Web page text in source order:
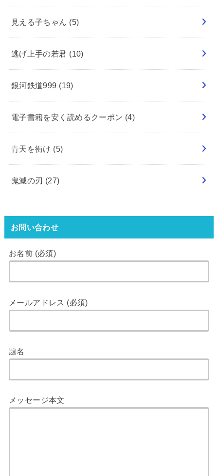
見える子ちゃん (5)
逃げ上手の若君 (10)
銀河鉄道999 (19)
電子書籍を安く読めるクーポン (4)
青天を衝け (5)
鬼滅の刃 (27)
お問い合わせ
お名前 (必須)
メールアドレス (必須)
題名
メッセージ本文